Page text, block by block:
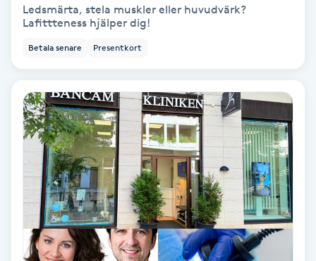
Keratinbehandling
Kinesiologi
Kinesisk medicin
Kiropraktik
Klangmassage
Ledsmärta, stela muskler eller huvudvärk?
Lafittteness hjälper dig!
Betala senare Presentkort